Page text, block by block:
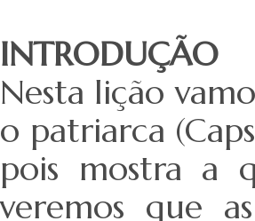
INTRODUÇÃO
Nesta lição
o patriarca
pois mostra a
veremos que